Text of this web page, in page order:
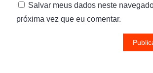
Salvar meus dados neste
próxima vez que eu comentar.